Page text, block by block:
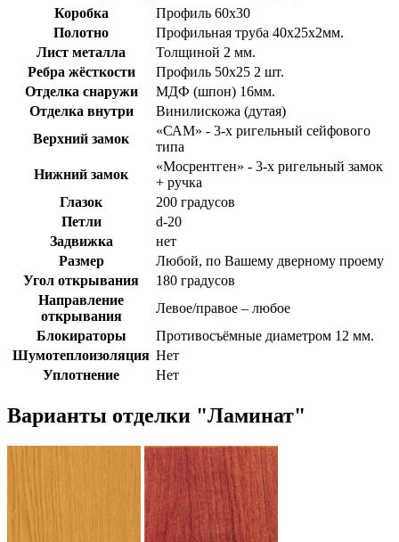
Коробка
Профиль 60х30
Полотно
Профильная труба 40х25х2мм.
Лист металла
Толщиной 2 мм.
Ребра жёсткости
Профиль 50х25 2 шт.
Отделка снаружи
МДФ (шпон) 16мм.
Отделка внутри
Винилискожа (дутая)
Верхний замок
«САМ» - 3-х ригельный сейфового
типа
Нижний замок
«Мосрентген» - 3-х ригельный замок
+ ручка
Глазок
200 градусов
Петли
d-20
Задвижка
нет
Размер
Любой, по Вашему дверному проему
Угол открывания
180 градусов
Направление
открывания
Левое/правое – любое
Блокираторы
Противосъёмные диаметром 12 мм.
Шумотеплоизоляция Нет
Уплотнение
Нет
Варианты отделки "Ламинат"